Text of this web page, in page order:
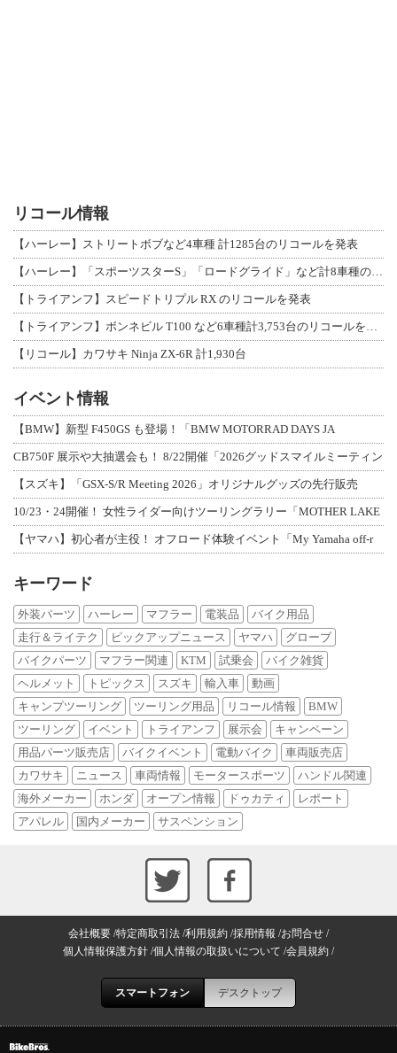
リコール情報
【ハーレー】ストリートボブなど4車種 計1285台のリコールを発表
【トライアンフ】スピードトリプル RX のリコールを発表
【リコール】カワサキ Ninja ZX-6R 計1,930台
イベント情報
【BMW】新型 F450GS も登場！「BMW MOTORRAD DAYS JA
CB750F 展示や大抽選会も！ 8/22開催「2026グッドスマイルミーティン
【スズキ】「GSX-S/R Meeting 2026」オリジナルグッズの先行販売
10/23・24開催！ 女性ライダー向けツーリングラリー「MOTHER LAKE
【ヤマハ】初心者が主役！ オフロード体験イベント「My Yamaha off-r
キーワード
外装パーツ ハーレー マフラー 電装品
バイク用品
走行＆ライテク
ピックアップニュース ヤマハ
グローブ
バイクパーツ
マフラー関連 KTM 試乗会
バイク雑貨
ヘルメット
トピックス スズキ 輸入車
動画
キャンプツーリング
ツーリング用品 リコール情報
BMW
ツーリング
イベント トライアンフ 展示会
キャンペーン
用品パーツ販売店
バイクイベント 電動バイク
車両販売店
カワサキ
ニュース 車両情報 モータースポーツ
ハンドル関連
海外メーカー
ホンダ オープン情報 ドゥカティ
レポート
アパレル
国内メーカー サスペンション
会社概要 特定商取引法 利用規約 採用情報 お問合せ
個人情報保護方針 個人情報の取扱いについて 会員規約
スマートフォン デスクトップ